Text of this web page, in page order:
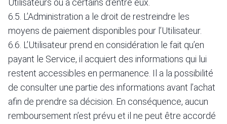
Utilisateurs ou à certains d’entre eux.
6.5. L’Administration a le droit de restreindre les
moyens de paiement disponibles pour l’Utilisateur.
6.6. L’Utilisateur prend en considération le fait qu’en
payant le Service, il acquiert des informations qui lui
restent accessibles en permanence. Il a la possibilité
de consulter une partie des informations avant l’achat
afin de prendre sa décision. En conséquence, aucun
remboursement n’est prévu et il ne peut être accordé